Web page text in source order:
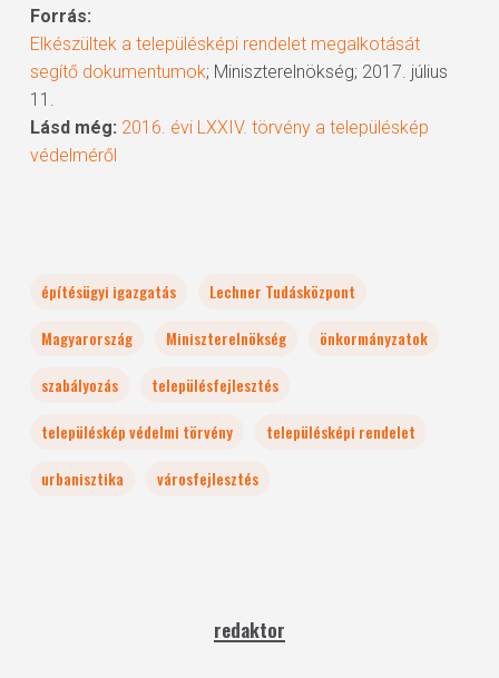
Forrás:
Elkészültek a településképi rendelet megalkotását
segítő dokumentumok; Miniszterelnökség; 2017. július
11.
Lásd még: 2016. évi LXXIV. törvény a településkép
védelméről
építésügyi igazgatás
Lechner Tudásközpont
Magyarország
Miniszterelnökség
önkormányzatok
szabályozás
településfejlesztés
településkép védelmi törvény
településképi rendelet
urbanisztika
városfejlesztés
redaktor